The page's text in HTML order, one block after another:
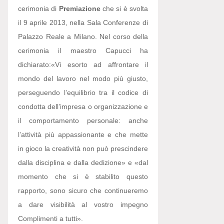
cerimonia di Premiazioneche si è svolta
il 9 aprile 2013, nella Sala Conferenze di
Palazzo Reale a Milano. Nel corso della
cerimonia il maestro Capucci ha
dichiarato:«Vi esorto ad affrontare il
mondo del lavoro nel modo più giusto,
perseguendo l’equilibrio tra il codice di
condotta dell’impresa o organizzazione e
il comportamento personale: anche
l’attività più appassionante e che mette
in gioco la creatività non può prescindere
dalla disciplina e dalla dedizione» e «dal
momento che si è stabilito questo
rapporto, sono sicuro che continueremo
a dare visibilità al vostro impegno
Complimenti a tutti».